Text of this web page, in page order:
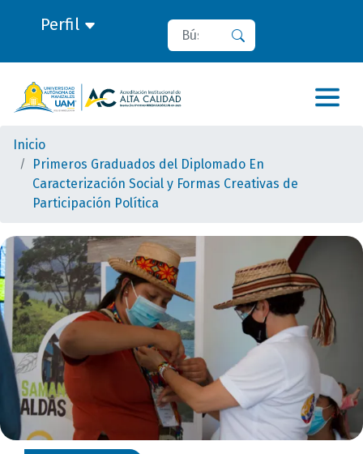
Perfil Buscar
Inicio
Primeros Graduados del Diplomado En
Caracterización Social y Formas Creativas de
Participación Política